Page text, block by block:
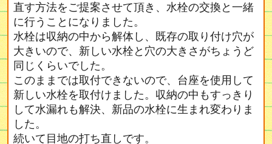
直す方法をご提案させて頂き、水栓の交換と一緒
に行うことになりました。
水栓は収納の中から解体し、既存の取り付け穴が
大きいので、新しい水栓と穴の大きさがちょうど
同じくらいでした。
このままでは取付できないので、台座を使用して
新しい水栓を取付けました。収納の中もすっきり
して水漏れも解決、新品の水栓に生まれ変わりま
した。
続いて目地の打ち直しです。